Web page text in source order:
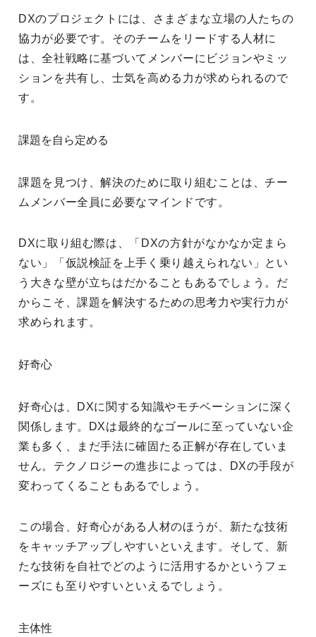
DXのプロジェクトには、さまざまな立場の人たちの
協力が必要です。そのチームをリードする人材に
は、全社戦略に基づいてメンバーにビジョンやミッ
ションを共有し、士気を高める力が求められるので
す。
課題を自ら定める
課題を見つけ、解決のために取り組むことは、チー
ムメンバー全員に必要なマインドです。
DXに取り組む際は、「DXの方針がなかなか定まら
ない」「仮説検証を上手く乗り越えられない」とい
う大きな壁が立ちはだかることもあるでしょう。だ
からこそ、課題を解決するための思考力や実行力が
求められます。
好奇心
好奇心は、DXに関する知識やモチベーションに深く
関係します。DXは最終的なゴールに至っていない企
業も多く、まだ手法に確固たる正解が存在していま
せん。テクノロジーの進歩によっては、DXの手段が
変わってくることもあるでしょう。
この場合、好奇心がある人材のほうが、新たな技術
をキャッチアップしやすいといえます。そして、新
たな技術を自社でどのように活用するかというフェ
ーズにも至りやすいといえるでしょう。
主体性